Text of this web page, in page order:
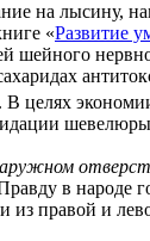
на лысину,
«Развитие
шейного
целях
в народе
из правой и